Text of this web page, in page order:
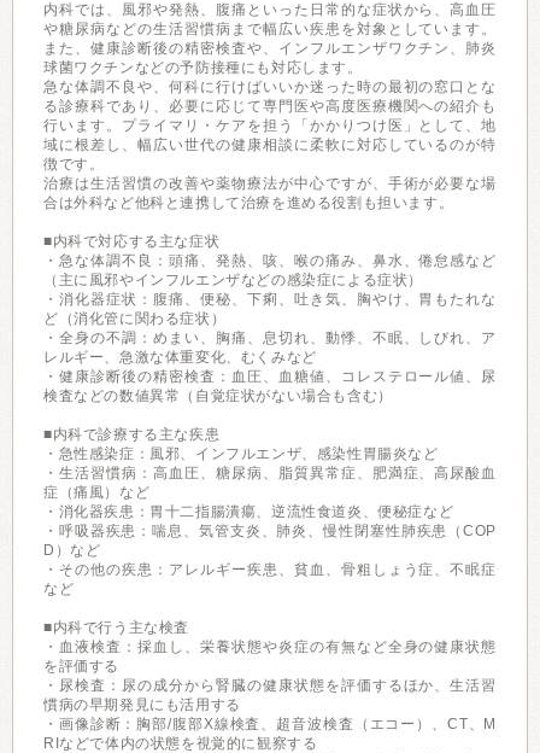
内科では、風邪や発熱、腹痛といった日常的な症状から、高血圧
や糖尿病などの生活習慣病まで幅広い疾患を対象としています。
また、健康診断後の精密検査や、インフルエンザワクチン、肺炎
球菌ワクチンなどの予防接種にも対応します。
急な体調不良や、何科に行けばいいか迷った時の最初の窓口とな
る診療科であり、必要に応じて専門医や高度医療機関への紹介も
行います。プライマリ・ケアを担う「かかりつけ医」として、地
域に根差し、幅広い世代の健康相談に柔軟に対応しているのが特
徴です。
治療は生活習慣の改善や薬物療法が中心ですが、手術が必要な場
合は外科など他科と連携して治療を進める役割も担います。
■内科で対応する主な症状
・急な体調不良：頭痛、発熱、咳、喉の痛み、鼻水、倦怠感など
（主に風邪やインフルエンザなどの感染症による症状）
・消化器症状：腹痛、便秘、下痢、吐き気、胸やけ、胃もたれな
ど（消化管に関わる症状）
・全身の不調：めまい、胸痛、息切れ、動悸、不眠、しびれ、ア
レルギー、急激な体重変化、むくみなど
・健康診断後の精密検査：血圧、血糖値、コレステロール値、尿
検査などの数値異常（自覚症状がない場合も含む）
■内科で診療する主な疾患
・急性感染症：風邪、インフルエンザ、感染性胃腸炎など
・生活習慣病：高血圧、糖尿病、脂質異常症、肥満症、高尿酸血
症（痛風）など
・消化器疾患：胃十二指腸潰瘍、逆流性食道炎、便秘症など
・呼吸器疾患：喘息、気管支炎、肺炎、慢性閉塞性肺疾患（COP
D）など
・その他の疾患：アレルギー疾患、貧血、骨粗しょう症、不眠症
など
■内科で行う主な検査
・血液検査：採血し、栄養状態や炎症の有無など全身の健康状態
を評価する
・尿検査：尿の成分から腎臓の健康状態を評価するほか、生活習
慣病の早期発見にも活用する
・画像診断：胸部/腹部X線検査、超音波検査（エコー）、CT、M
RIなどで体内の状態を視覚的に観察する